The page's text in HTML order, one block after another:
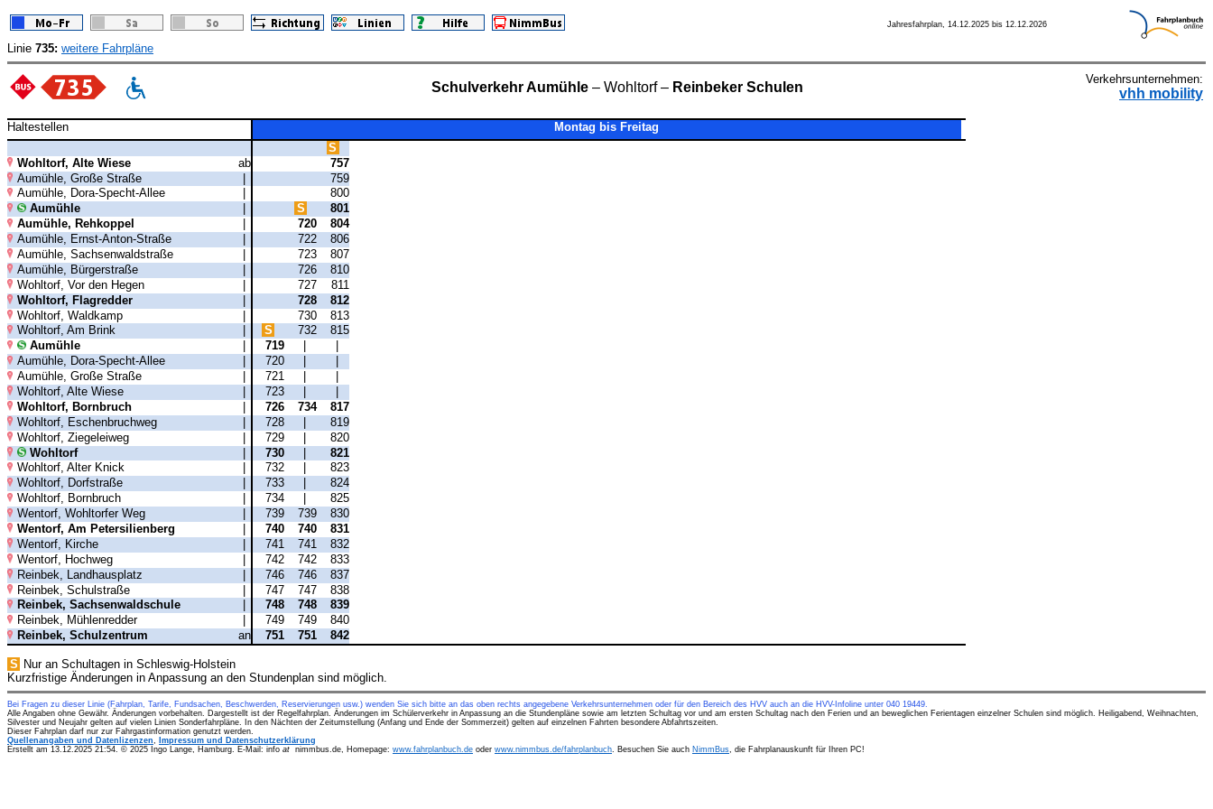
Jahresfahrplan, 14.12.2025 bis 12.12.2026
Linie 735: weitere Fahrpläne
Schulverkehr Aumühle– Wohltorf – Reinbeker Schulen
Verkehrsunternehmen:
vhh mobility
Haltestellen
Montag bis Freitag
S
Wohltorf, Alte Wiese
ab
757
Aumühle, Große Straße
|
759
Aumühle, Dora-Specht-Allee
800
Aumühle
S
801
Aumühle, Rehkoppel
720
804
Aumühle, Ernst-Anton-Straße
722
806
Aumühle, Sachsenwaldstraße
723
807
Aumühle, Bürgerstraße
726
810
Wohltorf, Vor den Hegen
727
811
Wohltorf, Flagredder
| 728
812
Wohltorf, Waldkamp
| 730
813
Wohltorf, Am Brink
S 732
815
Aumühle
719
Aumühle, Dora-Specht-Allee
720
Aumühle, Große Straße
721
Wohltorf, Alte Wiese
723
Wohltorf, Bornbruch
726 734
817
Wohltorf, Eschenbruchweg
728
819
Wohltorf, Ziegeleiweg
| 729 |
820
Wohltorf
| 730 |
821
Wohltorf, Alter Knick
732
823
Wohltorf, Dorfstraße
733
824
Wohltorf, Bornbruch
734
825
Wentorf, Wohltorfer Weg
739 739
830
Wentorf, Am Petersilienberg
740 740
831
Wentorf, Kirche
741 741
832
Wentorf, Hochweg
742 742
833
Reinbek, Landhausplatz
| 746 746
837
Reinbek, Schulstraße
| 747 747
838
Reinbek, Sachsenwaldschule
748 748
839
Reinbek, Mühlenredder
749 749
840
Reinbek, Schulzentrum
an 751 751 842
S Nur an Schultagen in Schleswig-Holstein
Kurzfristige Änderungen in Anpassung an den Stundenplan sind möglich.
Bei Fragen zu dieser Linie (Fahrplan, Tarife, Fundsachen, Beschwerden, Reservierungen usw.) wenden Sie sich bitte an das oben rechts angegebene Verkehrsunternehmen oder für den Bereich des HVV auch an die HVV-Infoline unter 040 19449.
Alle Angaben ohne Gewähr. Änderungen vorbehalten. Dargestellt ist der Regelfahrplan. Änderungen im Schülerverkehr in Anpassung an die Stundenpläne sowie am letzten Schultag vor und am ersten Schultag nach den Ferien und an beweglichen Ferientagen einzelner Schulen sind möglich. Heiligabend, Weihnachten,
Silvester und Neujahr gelten auf vielen Linien Sonderfahrpläne. In den Nächten der Zeitumstellung (Anfang und Ende der Sommerzeit) gelten auf einzelnen Fahrten besondere Abfahrtszeiten.
Dieser Fahrplan darf nur zur Fahrgastinformation genutzt werden.
Quellenangaben und Datenlizenzen
Impressum und Datenschutzerklärung
Erstellt am 13.12.2025 21:54. © 2025 Ingo Lange, Hamburg. E-Mail: info at nimmbus.de, Homepage: www.fahrplanbuch.de oder www.nimmbus.de/fahrplanbuch . Besuchen Sie auch NimmBus , die Fahrplanauskunft für Ihren PC!